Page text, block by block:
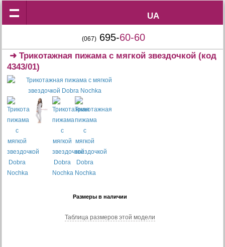
UA
UA
(067) 695-60-60
➜Трикотажная пижама с мягкой звездочкой (код
4343/01)
Размеры в наличии
Таблица размеров этой модели